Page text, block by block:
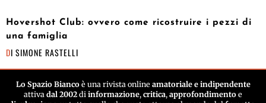
Hovershot Club: ovvero come ricostruire i pezzi di
una famiglia
DI SIMONE RASTELLI
Lo Spazio Biancoè una rivista online amatoriale e indipendente
attiva dal 2002 di informazione, critica, approfondimento e